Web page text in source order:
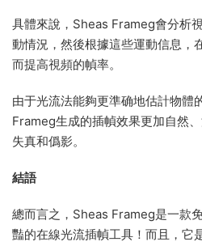
具體來說，Sheas Frameg會分析
動情況，然後根據這些運動信息，
而提高視頻的幀率。
由于光流法能夠更準确地估計物體
Frameg生成的插幀效果更加自然
失真和僞影。
結語
總而言之，Sheas Frameg是一款
豔的在線光流插幀工具！而且，